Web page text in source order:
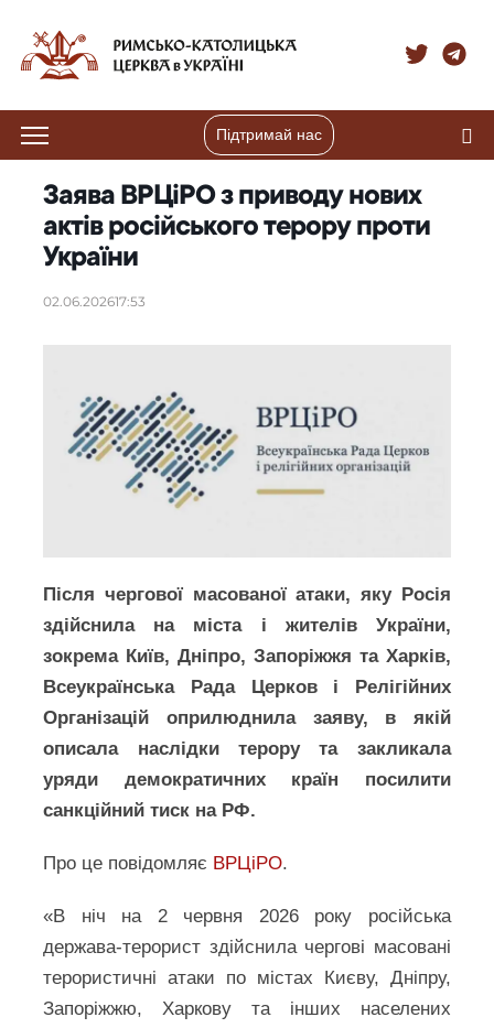
Підтримай нас
Заява ВРЦіРО з приводу нових
актів російського терору проти
України
02.06.202617:53
Після чергової масованої атаки, яку Росія
здійснила на міста і жителів України,
зокрема Київ, Дніпро, Запоріжжя та Харків,
Всеукраїнська Рада Церков і Релігійних
Організацій оприлюднила заяву, в якій
описала наслідки терору та закликала
уряди демократичних країн посилити
санкційний тиск на РФ.
Про це повідомляє ВРЦіРО.
«В ніч на 2 червня 2026 року російська
держава-терорист здійснила чергові масовані
терористичні атаки по містах Києву, Дніпру,
Запоріжжю, Харкову та інших населених